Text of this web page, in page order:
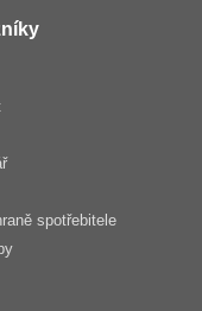
spotřebitele